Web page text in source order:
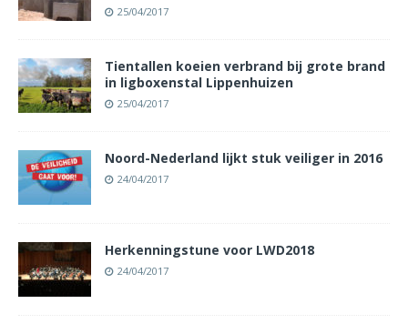
25/04/2017
Tientallen koeien verbrand bij grote brand
in ligboxenstal Lippenhuizen
25/04/2017
Noord-Nederland lijkt stuk veiliger in 2016
24/04/2017
Herkenningstune voor LWD2018
24/04/2017